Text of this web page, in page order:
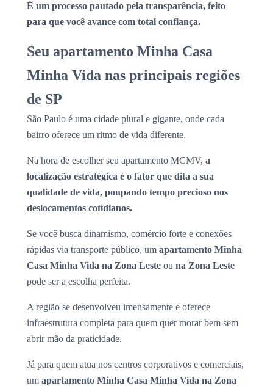
É um processo pautado pela transparência, feito
para que você avance com total confiança.
Seu apartamento Minha Casa
Minha Vida nas principais regiões
de SP
São Paulo é uma cidade plural e gigante, onde cada
bairro oferece um ritmo de vida diferente.
Na hora de escolher seu apartamento MCMV, a
localização estratégica é o fator que dita a sua
qualidade de vida, poupando tempo precioso nos
deslocamentos cotidianos.
Se você busca dinamismo, comércio forte e conexões
rápidas via transporte público, um apartamento Minha
Casa Minha Vida na Zona Leste ou na Zona Leste
pode ser a escolha perfeita.
A região se desenvolveu imensamente e oferece
infraestrutura completa para quem quer morar bem sem
abrir mão da praticidade.
Já para quem atua nos centros corporativos e comerciais,
um apartamento Minha Casa Minha Vida na Zona